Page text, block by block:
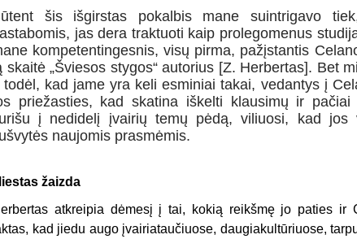
šis išgirstas pokalbis mane suintrigavo
jas dera traktuoti kaip prolegomenus
kompetentingesnis, visų pirma, pažįstantis
skaitė „Šviesos stygos“ autorius [Z. Herbertas]. Bet
todėl, kad jame yra keli esminiai takai, vedantys į
priežasties, kad skatina iškelti klausimų ir
į nedidelį įvairių temų pėdą, viliuosi, kad jos
naujomis prasmėmis.
žaizda
atkreipia dėmesį į tai, kokią reikšmę jo paties ir
kad jiedu augo įvairiataučiuose, daugiakultūriuose,